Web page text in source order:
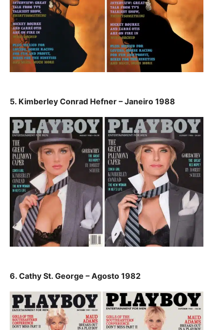
5. Kimberley Conrad Hefner – Janeiro 1988
6. Cathy St. George – Agosto 1982